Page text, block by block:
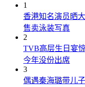
1
香港知名演员晒
售卖泳装写真
2
TVB高层生日宴
今年没份出席
3
偶遇秦海璐带儿